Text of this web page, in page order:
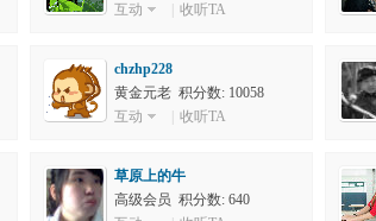
互动
收听TA
chzhp228
黄金元老 积分数: 10058
互动
收听TA
草原上的牛
高级会员 积分数: 640